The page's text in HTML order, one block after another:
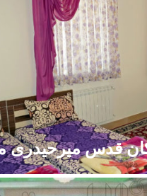
قدس میرحیدری